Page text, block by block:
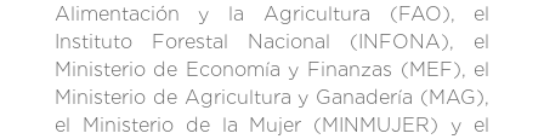
Alimentación y la Agricultura (FAO), el
Instituto Forestal Nacional (INFONA), el
Ministerio de Economía y Finanzas (MEF), el
Ministerio de Agricultura y Ganadería (MAG),
el Ministerio de la Mujer (MINMUJER) y el